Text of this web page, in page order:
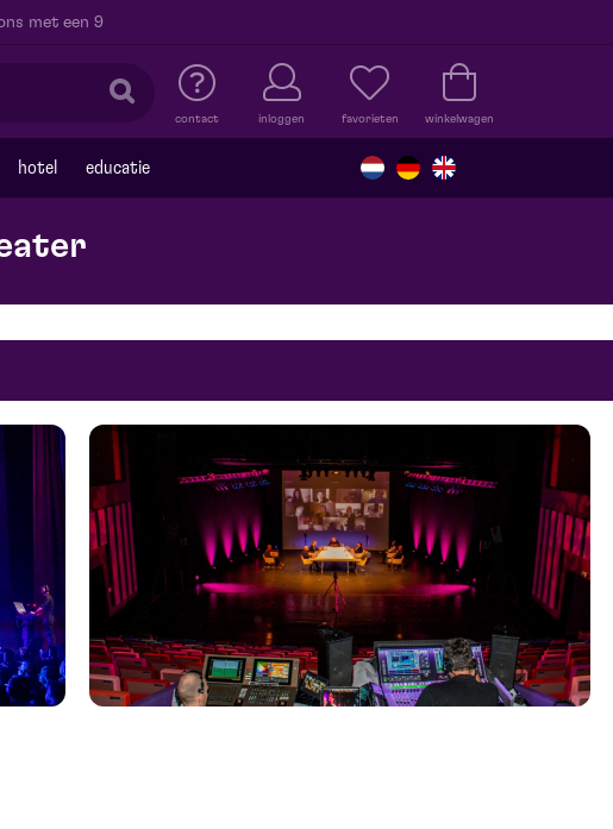
met een 9
contact inloggen favorieten winkelwagen
hotel educatie